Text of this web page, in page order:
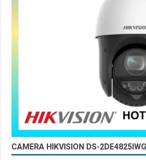
CAMERA HIKVISION DS-